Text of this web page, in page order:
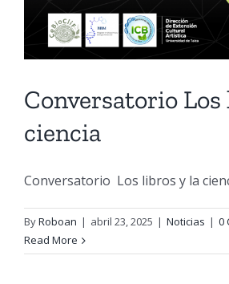
Conversatorio
ciencia
Conversatorio Los libros y la
ByRoboan | abril 23, 2025 | Noticias | 0
Read More